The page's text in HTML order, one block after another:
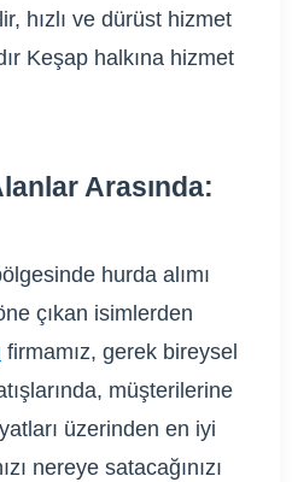
hızlı ve dürüst hizmet
Keşap halkına hizmet
Arasında:
hurda alımı
çıkan isimlerden
firmamız, gerek bireysel
müşterilerine
üzerinden en iyi
nereye satacağınızı